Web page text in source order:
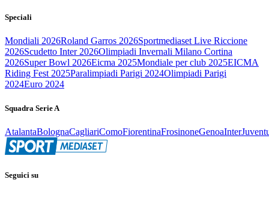
Speciali
Mondiali 2026Roland Garros 2026Sportmediaset Live Riccione
2026Scudetto Inter 2026Olimpiadi Invernali Milano Cortina
2026Super Bowl 2026Eicma 2025Mondiale per club 2025EICMA
Riding Fest 2025Paralimpiadi Parigi 2024Olimpiadi Parigi
2024Euro 2024
Squadra Serie A
AtalantaBolognaCagliariComoFiorentinaFrosinoneGenoaInter
Seguici su